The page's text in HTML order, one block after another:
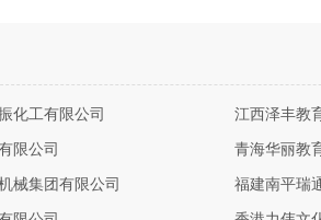
化工有限公司 江西泽丰教
限公司 青海华丽教
械集团有限公司 福建南平瑞